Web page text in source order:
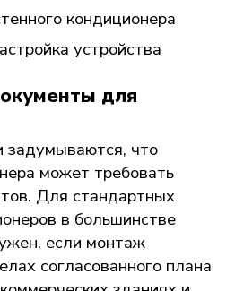
кондиционера
устройства
для
задумываются, что
может требовать
Для стандартных
в большинстве
если монтаж
согласованного плана